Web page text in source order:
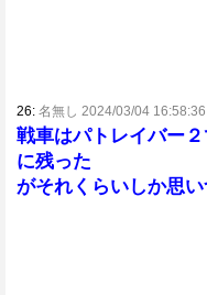
26: 名無し 2024/03/04 16:58:36
戦車はパトレイバー
に残った
がそれくらいしか思い